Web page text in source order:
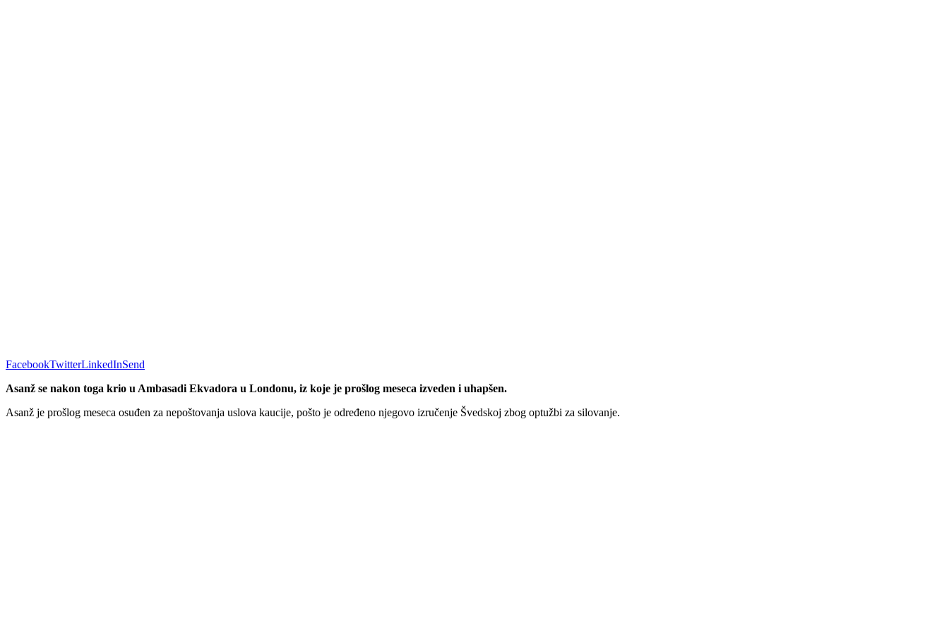
FacebookTwitterLinkedInSend
Asanž se nakon toga krio u Ambasadi Ekvadora u Londonu, iz koje je prošlog meseca izveden i uhapšen.
Asanž je prošlog meseca osuđen za nepoštovanja uslova kaucije, pošto je određeno njegovo izručenje Švedskoj zbog optužbi za silovanje.